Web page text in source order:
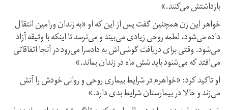
بازداشتش می‌کنند.»
خواهر این زن همچنین گفت پس از این که او «به زندان ورامین انتقال
داده می‌شود، لطمه روحی زیادی می‌بیند و می‌ترسد تا اینکه با وثیقه آزاد
می‌شود. وقتی برای دریافت گوشی‌اش به دادسرا می‌رود در آنجا اتفاقاتی
می‌افتد که می‌شنود باید شش ماه در زندان بماند.»
او تاکید کرد: «خواهرم در شرایط بیماری روحی و روانی خودش را آتش
می‌زند و حالا در بیمارستان شرایط بدی دارد.»